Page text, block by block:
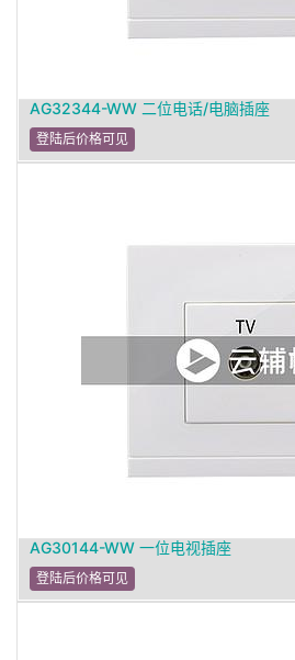
AG32344-WW 二位电话/电脑插座
登陆后价格可见
AG30144-WW 一位电视插座
登陆后价格可见